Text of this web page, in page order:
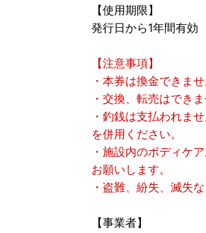
【使用期限】
発行日から1年間有効
【注意事項】
・本券は換金できませ
・交換、転売はできま
・釣銭は支払われま
を併用ください。
・施設内のボディケ
お願いします。
・盗難、紛失、滅失
【事業者】